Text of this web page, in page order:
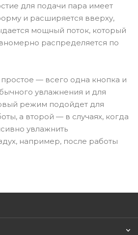
для подачи пара имеет
и расширяется вверху,
мощный поток, который
распределяется по
— всего одна кнопка и
увлажнения и для
режим подойдет для
а второй — в случаях, когда
увлажнить
например, после работы